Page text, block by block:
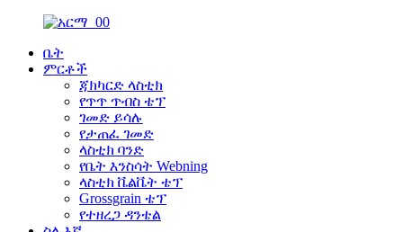
ቤት
ምርቶች
ጃክካርድ ላስቲክ
የጥጥ ጥብስ ቴፕ
ገመድ ይሳሉ
የታጠፈ ገመድ
ላስቲክ ባንድ
የቤት እንስሳት Webning
ላስቲክ ቬልቬት ቴፕ
Grossgrain ቴፕ
የተዘረጋ ዳንቴል